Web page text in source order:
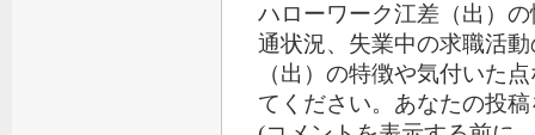
ハローワーク江差（出）
通状況、失業中の求職活
（出）の特徴や気付いた
てください。あなたの投